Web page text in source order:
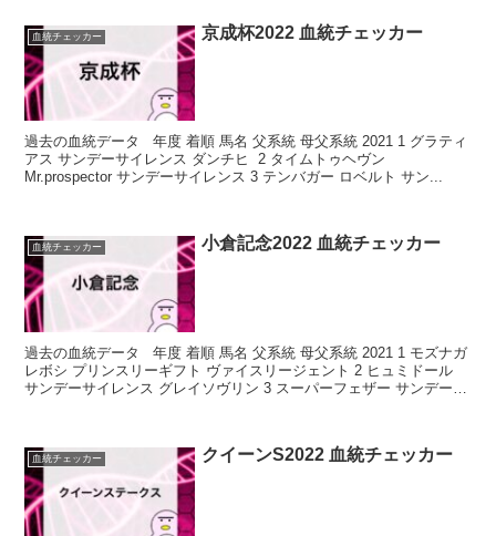
血統チェッカー 京成杯2022 血統チェッカー
過去の血統データ 年度 着順 馬名 父系統 母父系統 2021 1 グラティ
アス サンデーサイレンス ダンチヒ 2 タイムトゥヘヴン
Mr.prospector サンデーサイレンス 3 テンバガー ロベルト サン...
血統チェッカー 小倉記念2022 血統チェッカー
過去の血統データ 年度 着順 馬名 父系統 母父系統 2021 1 モズナガ
レボシ プリンスリーギフト ヴァイスリージェント 2 ヒュミドール
サンデーサイレンス グレイソヴリン 3 スーパーフェザー サンデーサ
血統チェッカー クイーンS2022 血統チェッカー